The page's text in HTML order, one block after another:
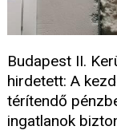
Budapest II.
hirdetett: A
térítendő
ingatlanok